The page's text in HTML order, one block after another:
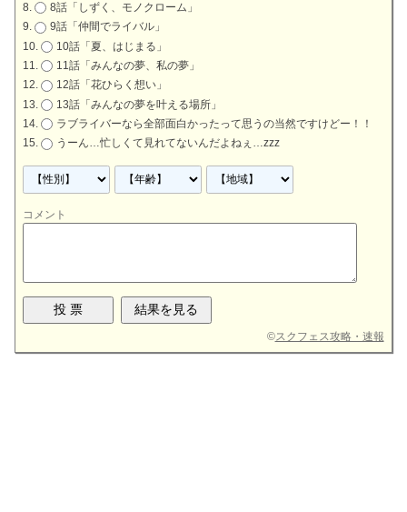
8話「しずく、モノクローム」
9話「仲間でライバル」
10話「夏、はじまる」
11話「みんなの夢、私の夢」
12話「花ひらく想い」
13話「みんなの夢を叶える場所」
ラブライバーなら全部面白かったって思うの当然ですけどー！！
うーん…忙しくて見れてないんだよねぇ…zzz
コメント
©スクフェス攻略・速報